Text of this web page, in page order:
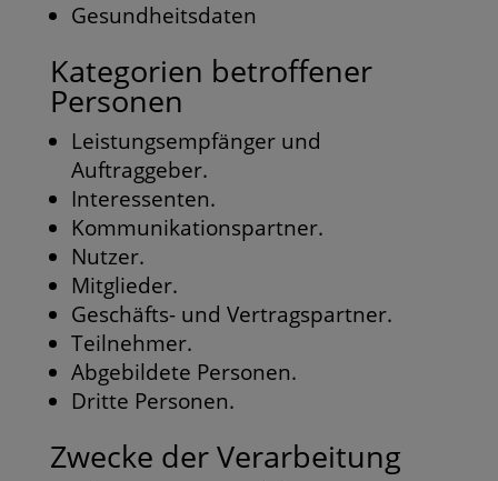
Gesundheitsdaten
Kategorien betroffener
Personen
Leistungsempfänger und
Auftraggeber.
Interessenten.
Kommunikationspartner.
Nutzer.
Mitglieder.
Geschäfts- und Vertragspartner.
Teilnehmer.
Abgebildete Personen.
Dritte Personen.
Zwecke der Verarbeitung